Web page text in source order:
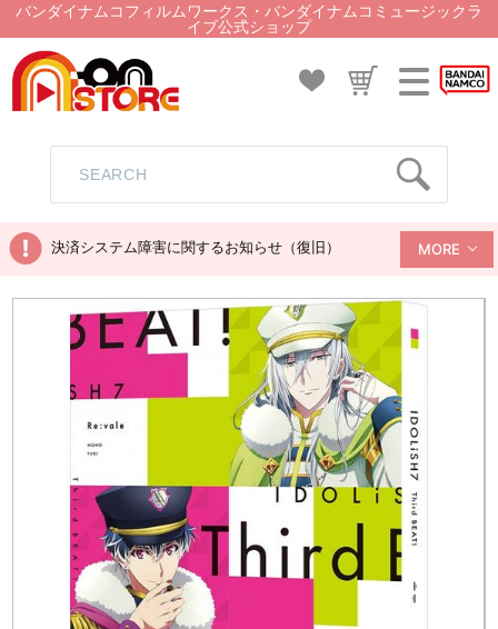
バンダイナムコフィルムワークス・バンダイナムコミュージックラ
イブ公式ショップ
決済システム障害に関するお知らせ（復旧） MORE